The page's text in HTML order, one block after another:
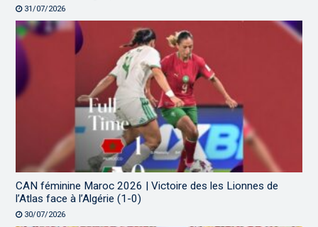
31/07/2026
CAN féminine Maroc 2026 | Victoire des les Lionnes de
l’Atlas face à l’Algérie (1-0)
30/07/2026